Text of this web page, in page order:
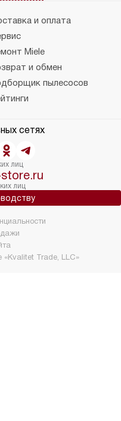
и оплата
Miele
и обмен
пылесосов
сетях
лиц
лиц
Trade, LLC»